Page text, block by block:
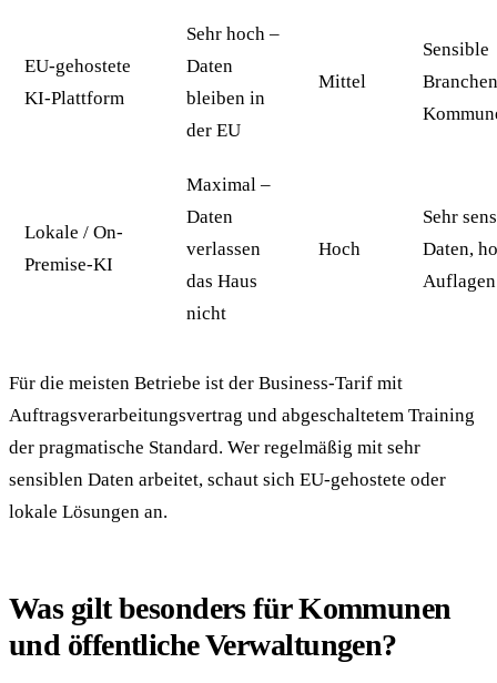
EU-gehostete
KI-Plattform
Sehr hoch –
Daten
bleiben in
der EU
Mittel
Sensible
Lokale / On-
Premise-KI
Maximal –
Daten
verlassen
das Haus
nicht
Hoch
Sehr
Daten,
Auflagen
Für die meisten Betriebe ist der Business-Tarif mit
Auftragsverarbeitungsvertrag und abgeschaltetem Training
der pragmatische Standard. Wer regelmäßig mit sehr
sensiblen Daten arbeitet, schaut sich EU-gehostete oder
lokale Lösungen an.
Was gilt besonders für Kommunen
und öffentliche Verwaltungen?